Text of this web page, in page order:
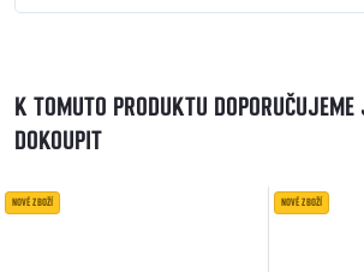
K TOMUTO PRODUKTU DOPORUČUJEME
DOKOUPIT
NOVÉ ZBOŽÍ NOVÉ ZBOŽÍ